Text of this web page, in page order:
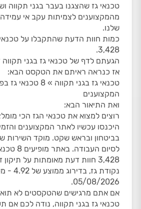
טכנאי גז שהצגנו בעבר בגני תקווה
מהמקצוענים לצמיתות עקב אי
שלנו.
כמות חוות הדעת שהתקבלו על טכנאי
3,428.
הגעתם לדף של טכנאי גז בגני תקווה
אז כנראה ראיתם את הטקסט הבא:
טכנאי גז בגני תקווה »
המקצוענים
ואת התיאור הבא:
רוצים למצוא את טכנאי הגז הכי
היכנסו עכשיו לאתר המקצוענים
בביטחון ובראש שקט. מוקד השירות
לסיום
3,428 חוות דעת מאומתות על
נקודת גז,
05/08/2026.
אם אתם מרגישים שהטקסטים לא
טכנאי גז בגני תקווה, נודה לכם אם